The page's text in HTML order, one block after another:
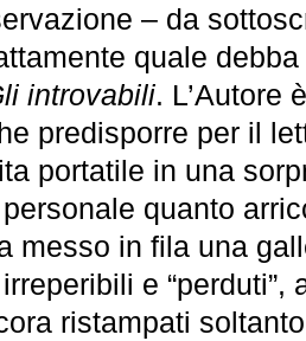
– da
quale
introvabili. L’Autore
predisporre per il
portatile in una
quanto
messo in fila una
e “perduti”,
ristampati